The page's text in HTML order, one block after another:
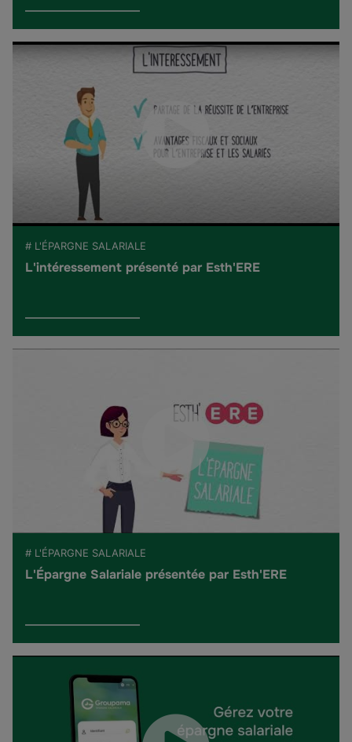
# L'ÉPARGNE SALARIALE
L'intéressement présenté par Esth'ERE
# L'ÉPARGNE SALARIALE
L'Épargne Salariale présentée par Esth'ERE